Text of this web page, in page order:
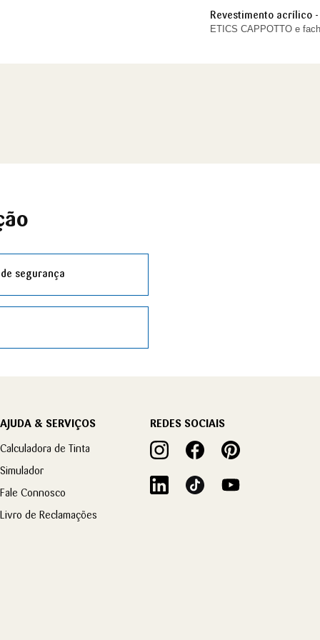
Revestimento acrílico -
ETICS CAPPOTTO e
segurança
AJUDA & SERVIÇOS
Calculadora de Tinta
Simulador
Fale Connosco
Livro de Reclamações
REDES SOCIAIS